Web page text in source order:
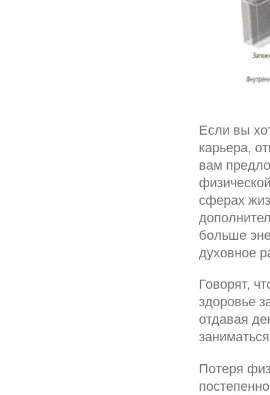
Если вы
карьера,
вам
сферах
больше
духовное
Говорят,
здоровье
отдавая
Потеря